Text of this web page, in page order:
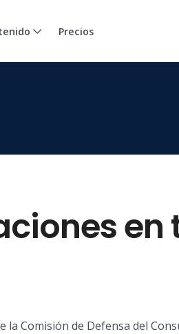
Precios
Comisión de Defensa del